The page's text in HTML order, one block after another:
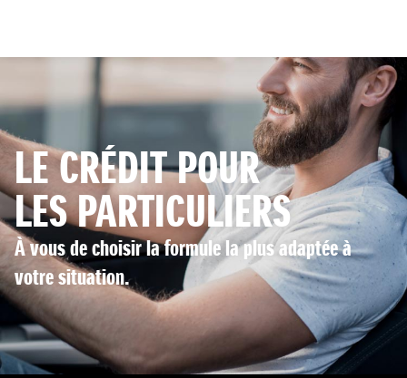
LE CRÉDIT POUR
LES PARTICULIERS
À vous de choisir la formule la plus adaptée à
votre situation.